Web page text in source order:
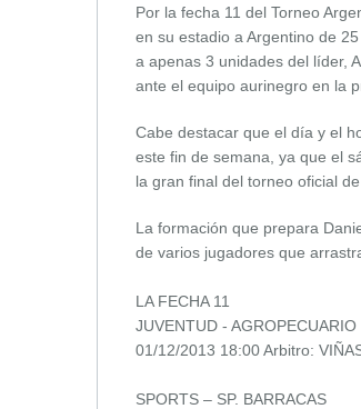
Por la fecha 11 del Torneo
en su estadio a Argentino de
a apenas 3 unidades del líder,
ante el equipo aurinegro en la
Cabe destacar que el día y el
este fin de semana, ya que el
la gran final del torneo oficial
La formación que prepara
de varios jugadores que
LA FECHA 11
JUVENTUD - AGROPECUARIO
01/12/2013 18:00 Arbitro:
SPORTS – SP. BARRACAS